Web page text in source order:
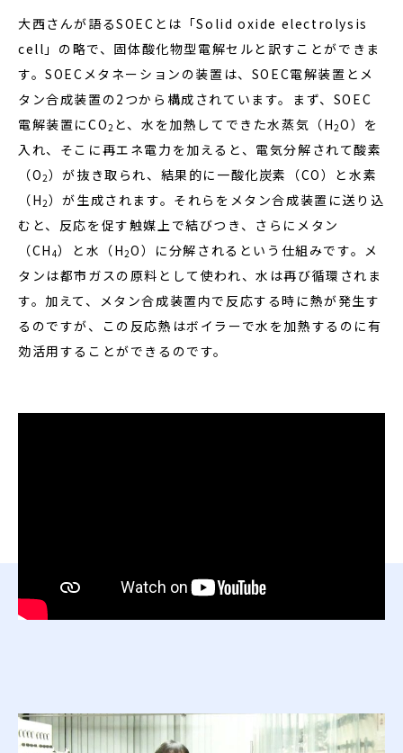
大西さんが語るSOECとは「Solid oxide electrolysis
cell」の略で、固体酸化物型電解セルと訳すことができま
す。SOECメタネーションの装置は、SOEC電解装置とメ
タン合成装置の2つから構成されています。まず、SOEC
電解装置にCO2 と、水を加熱してできた水蒸気（H2O）を
入れ、そこに再エネ電力を加えると、電気分解されて酸素
（O2）が抜き取られ、結果的に一酸化炭素（CO）と水素
（H2）が生成されます。それらをメタン合成装置に送り込
むと、反応を促す触媒上で結びつき、さらにメタン
（CH 4）と水（H2O）に分解されるという仕組みです。メ
タンは都市ガスの原料として使われ、水は再び循環されま
す。加えて、メタン合成装置内で反応する時に熱が発生す
るのですが、この反応熱はボイラーで水を加熱するのに有
効活用することができるのです。